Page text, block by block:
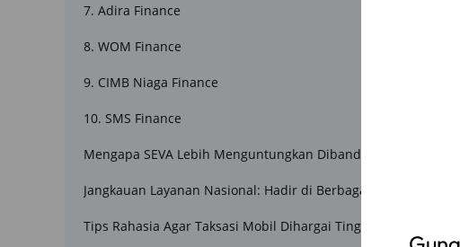
7. Adira Finance
8. WOM Finance
9. CIMB Niaga Finance
10. SMS Finance
Mengapa SEVA Lebih Menguntungkan Dibanding Tempat
Jangkauan Layanan Nasional: Hadir di Berbagai Kota
Tips Rahasia Agar Taksasi Mobil Dihargai Tinggi (Maksimal 85%)